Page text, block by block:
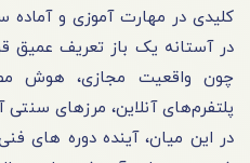
کلیدی در مهارت آموزی و آماده
در آستانه یک باز تعریف عمیق
چون واقعیت مجازی، هوش
پلتفرم‌های آنلاین، مرزهای سنتی
در این میان، آینده دوره های